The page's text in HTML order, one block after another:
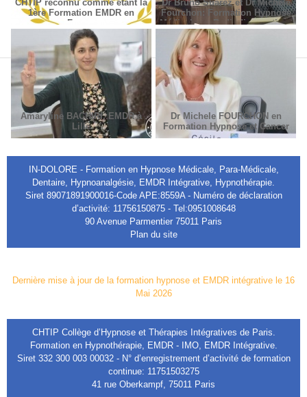
CHTIP reconnu comme étant la
1ère Formation EMDR en
France
Dr Bruno Suarez et Dr Michèle
Fourchon: Formation Hypnose
Médicale en Radiodiagnostic et
Radiothérapie.
Amaryline BACHIRI, EMDR à
Lille
Dr Michele FOURCHON en
Formation Hypnose et Cancer
IN-DOLORE - Formation en Hypnose Médicale, Para-Médicale,
Dentaire, Hypnoanalgésie, EMDR Intégrative, Hypnothérapie.
Siret 89071891900016-Code APE:8559A - Numéro de déclaration
d’activité: 11756150875 - Tel:0951008648
90 Avenue Parmentier 75011 Paris
Plan du site
Dernière mise à jour de la formation hypnose et EMDR intégrative le 16
Mai 2026
CHTIP Collège d’Hypnose et Thérapies Intégratives de Paris.
Formation en Hypnothérapie, EMDR - IMO, EMDR Intégrative.
Siret 332 300 003 00032 - N° d’enregistrement d’activité de formation
continue: 11751503275
41 rue Oberkampf, 75011 Paris